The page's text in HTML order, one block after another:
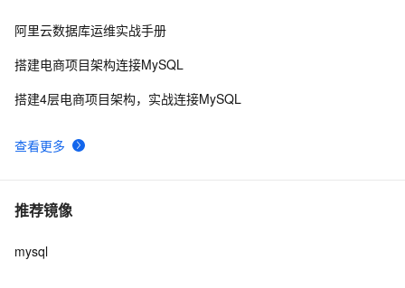
查看更多
阿里云数据库运维实战手册
搭建电商项目架构连接MySQL
搭建4层电商项目架构，实战连接MySQL
推荐镜像
mysql